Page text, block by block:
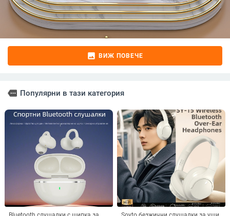
image ВИЖ ПОВЕЧЕ
more Популярни в тази категория